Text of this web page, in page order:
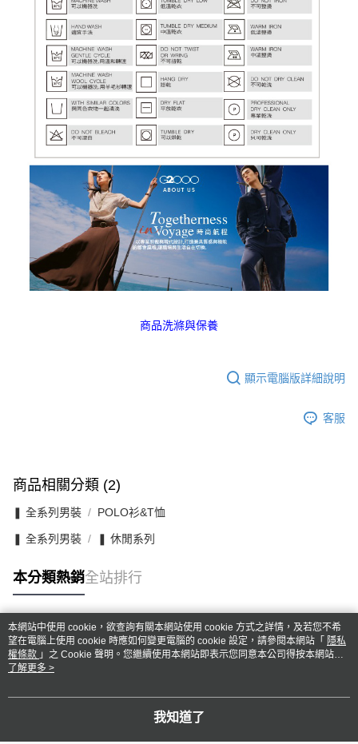
商品洗滌與保養
顯示電腦版詳細說明
客服
商品相關分類 (2)
❚ 全系列男裝 POLO衫&T恤
❚ 全系列男裝 ❚ 休閒系列
本分類熱銷全站排行
熱門標籤
本網站中使用 cookie，欲查詢有關本網站使用 cookie 方式之詳情，及若您不希
望在電腦上使用 cookie 時應如何變更電腦的 cookie 設定，請參閱本網站「 隱私
權條款 」之 Cookie 聲明。您繼續使用本網站即表示您同意本公司得按本網站使
用條款之 Cookie 聲明使用 cookie。
了解更多 >
我知道了